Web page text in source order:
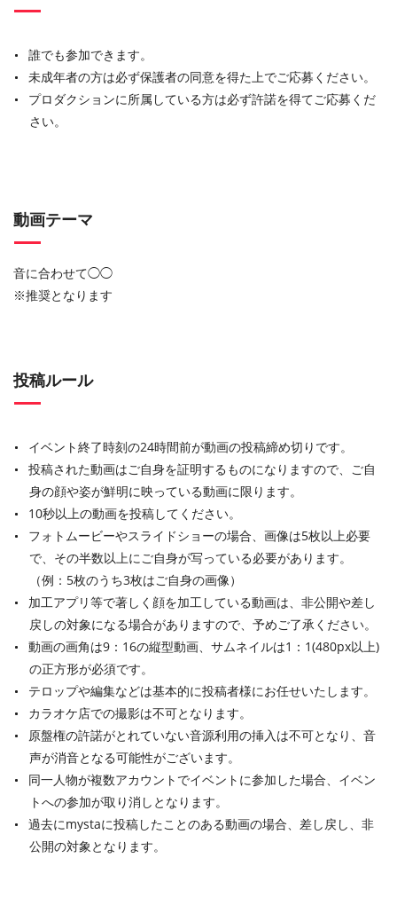
誰でも参加できます。
未成年者の方は必ず保護者の同意を得た上でご応募ください。
プロダクションに所属している方は必ず許諾を得てご応募くだ
さい。
動画テーマ
音に合わせて◯◯
※推奨となります
投稿ルール
イベント終了時刻の24時間前が動画の投稿締め切りです。
投稿された動画はご自身を証明するものになりますので、ご自
身の顔や姿が鮮明に映っている動画に限ります。
10秒以上の動画を投稿してください。
フォトムービーやスライドショーの場合、画像は5枚以上必要
で、その半数以上にご自身が写っている必要があります。
（例：5枚のうち3枚はご自身の画像）
加工アプリ等で著しく顔を加工している動画は、非公開や差し
戻しの対象になる場合がありますので、予めご了承ください。
動画の画角は9：16の縦型動画、サムネイルは1：1(480px以上)
の正方形が必須です。
テロップや編集などは基本的に投稿者様にお任せいたします。
カラオケ店での撮影は不可となります。
原盤権の許諾がとれていない音源利用の挿入は不可となり、音
声が消音となる可能性がございます。
同一人物が複数アカウントでイベントに参加した場合、イベン
トへの参加が取り消しとなります。
過去にmystaに投稿したことのある動画の場合、差し戻し、非
公開の対象となります。